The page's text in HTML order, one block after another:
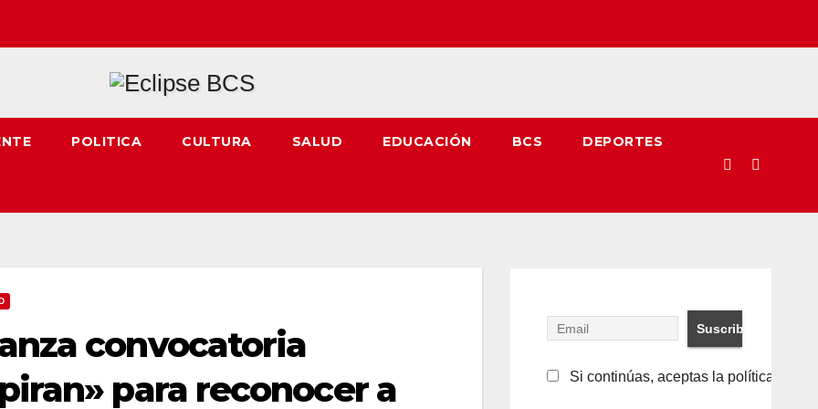
POLITICA CULTURA SALUD EDUCACIÓN BCS DEPORTES
convocatoria
para reconocer a
Si continúas, aceptas la política de